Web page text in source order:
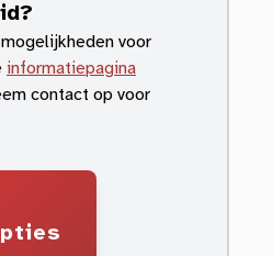
voor
informatiepagina
contact op voor